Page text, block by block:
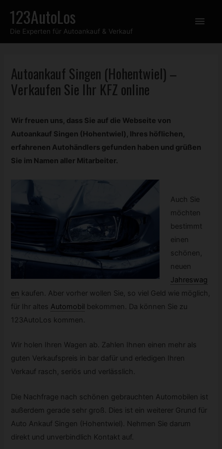
Inhalt
springen
123AutoLos
Die Experten für Autoankauf & Verkauf
Autoankauf Singen (Hohentwiel) –
Verkaufen Sie Ihr KFZonline
Wir freuen uns, dass Sie auf die Webseite von
Autoankauf Singen (Hohentwiel), Ihres höflichen,
erfahrenen Autohändlers gefunden haben und grüßen
Sie im Namen aller Mitarbeiter.
Auch Sie
möchten
bestimmt
einen
schönen,
neuen
Jahreswag
en kaufen. Aber vorher wollen Sie, so viel Geld wie möglich,
für Ihr altes Automobil bekommen. Da können Sie zu
123AutoLos kommen.
Wir holen Ihren Wagen ab. Zahlen Ihnen einen mehr als
guten Verkaufspreis in bar dafür und erledigen Ihren
Verkauf rasch, seriös und verlässlich.
Die Nachfrage nach schönen gebrauchten Automobilen ist
außerdem gerade sehr groß. Dies ist ein weiterer Grund für
Auto Ankauf Singen (Hohentwiel). Nehmen Sie darum
direkt und unverbindlich Kontakt auf.